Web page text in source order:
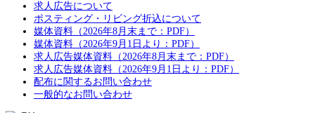
求人広告について
ポスティング・リビング折込について
媒体資料（2026年8月末まで：PDF）
媒体資料（2026年9月1日より：PDF）
求人広告媒体資料（2026年8月末まで：PDF）
求人広告媒体資料（2026年9月1日より：PDF）
配布に関するお問い合わせ
一般的なお問い合わせ